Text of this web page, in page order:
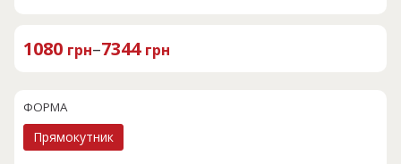
1080 грн–7344 грн
ФОРМА
Прямокутник